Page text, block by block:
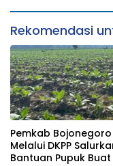
Rekomendasi
Pemkab Bojonegoro
Melalui DKPP
Bantuan Pupuk Buat